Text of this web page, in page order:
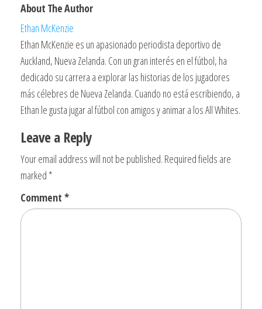
About The Author
Ethan McKenzie
Ethan McKenzie es un apasionado periodista deportivo de
Auckland, Nueva Zelanda. Con un gran interés en el fútbol, ha
dedicado su carrera a explorar las historias de los jugadores
más célebres de Nueva Zelanda. Cuando no está escribiendo, a
Ethan le gusta jugar al fútbol con amigos y animar a los All Whites.
Leave a Reply
Your email address will not be published. Required fields are
marked *
Comment *